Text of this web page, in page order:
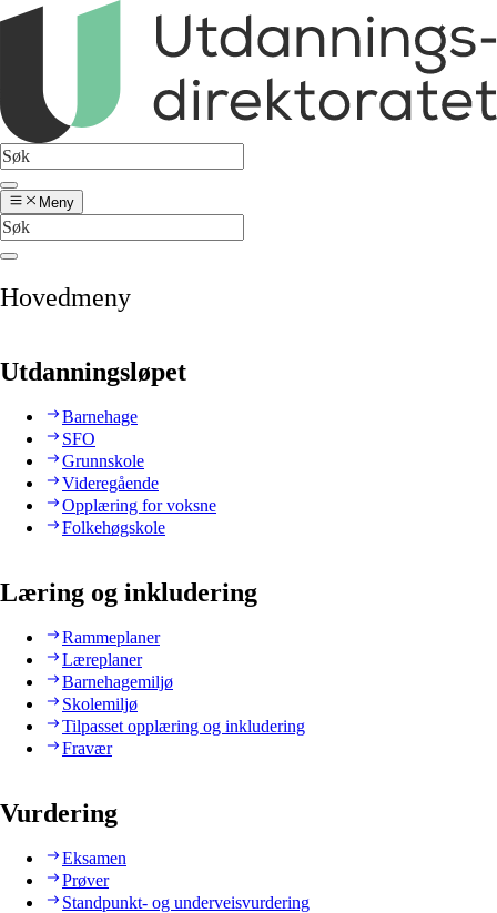
Meny
Hovedmeny
Utdanningsløpet
Barnehage
SFO
Grunnskole
Videregående
Opplæring for voksne
Folkehøgskole
Læring og inkludering
Rammeplaner
Læreplaner
Barnehagemiljø
Skolemiljø
Tilpasset opplæring og inkludering
Fravær
Vurdering
Eksamen
Prøver
Standpunkt- og underveisvurdering